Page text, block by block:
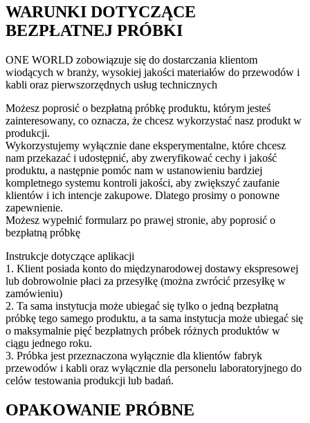
WARUNKI DOTYCZĄCE
BEZPŁATNEJ PRÓBKI
ONE WORLD zobowiązuje się do dostarczania klientom
wiodących w branży, wysokiej jakości materiałów do przewodów i
kabli oraz pierwszorzędnych usług technicznych
Możesz poprosić o bezpłatną próbkę produktu, którym jesteś
zainteresowany, co oznacza, że ​​chcesz wykorzystać nasz produkt w
produkcji.
Wykorzystujemy wyłącznie dane eksperymentalne, które chcesz
nam przekazać i udostępnić, aby zweryfikować cechy i jakość
produktu, a następnie pomóc nam w ustanowieniu bardziej
kompletnego systemu kontroli jakości, aby zwiększyć zaufanie
klientów i ich intencje zakupowe. Dlatego prosimy o ponowne
zapewnienie.
Możesz wypełnić formularz po prawej stronie, aby poprosić o
bezpłatną próbkę
Instrukcje dotyczące aplikacji
1. Klient posiada konto do międzynarodowej dostawy ekspresowej
lub dobrowolnie płaci za przesyłkę (można zwrócić przesyłkę w
zamówieniu)
2. Ta sama instytucja może ubiegać się tylko o jedną bezpłatną
próbkę tego samego produktu, a ta sama instytucja może ubiegać się
o maksymalnie pięć bezpłatnych próbek różnych produktów w
ciągu jednego roku.
3. Próbka jest przeznaczona wyłącznie dla klientów fabryk
przewodów i kabli oraz wyłącznie dla personelu laboratoryjnego do
celów testowania produkcji lub badań.
OPAKOWANIE PRÓBNE